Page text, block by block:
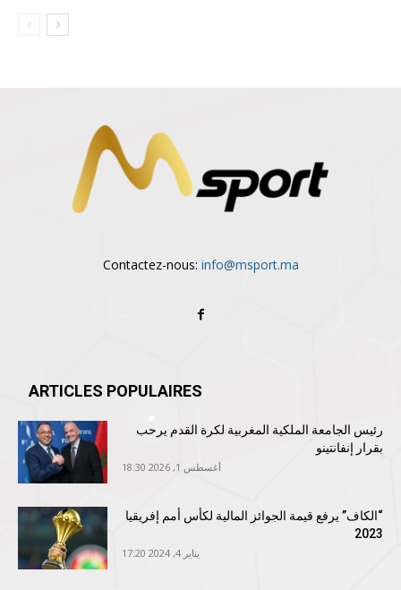
Contactez-nous: info@msport.ma
ARTICLES POPULAIRES
رئيس الجامعة الملكية المغربية لكرة القدم يرحب
بقرار إنفانتينو
أغسطس 1, 2026 18:30
“الكاف” يرفع قيمة الجوائز المالية لكأس أمم إفريقيا
2023
يناير 4, 2024 17:20